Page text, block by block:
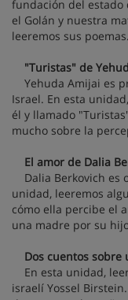
fundación del estado
el Golán y nuestra
leeremos sus poemas.
"Turistas" de
Yehuda Amijai es
Israel. En esta
él y llamado
mucho sobre la
El amor de Dalia
Dalia Berkovich es
unidad, leeremos
cómo ella percibe el
una madre por su
Dos cuentos sobre
En esta unidad,
israelí Yossel